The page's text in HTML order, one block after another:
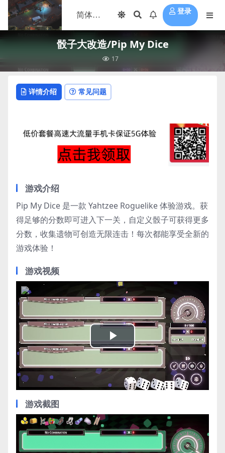
登录
骰子大改造/Pip My Dice
17
详情介绍 常见问题
游戏介绍
Pip My Dice 是一款 Yahtzee Roguelike 体验游戏。获
得足够的分数即可进入下一关，自定义骰子可获得更多
分数，收集遗物可创造无限连击！每次都能享受全新的
游戏体验！
游戏视频
Play
Video
游戏截图